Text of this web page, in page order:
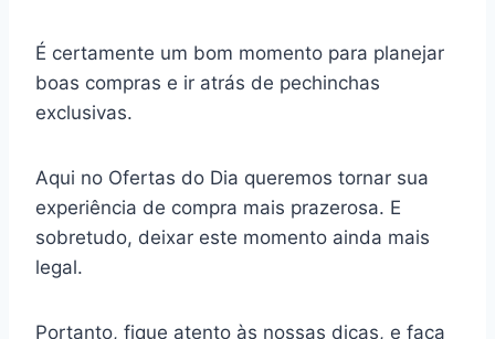
É certamente um bom momento para planejar
boas compras e ir atrás de pechinchas
exclusivas.
Aqui no Ofertas do Dia queremos tornar sua
experiência de compra mais prazerosa. E
sobretudo, deixar este momento ainda mais
legal.
Portanto, fique atento às nossas dicas, e faça